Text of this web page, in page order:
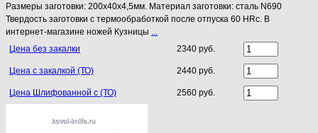
Размеры заготовки: 200х40х4,5мм. Материал заготовки: сталь N690
Твердость заготовки с термообработкой после отпуска 60 HRc. В
интернет-магазине ножей Кузницы ...
Цена без закалки
2340 руб.
Цена с закалкой (ТО) 2440 руб.
Цена Шлифованной с (ТО) 2560 руб.